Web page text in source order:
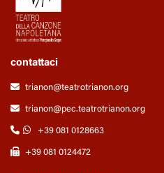
contattaci
trianon@teatrotrianon.org
trianon@pec.teatrotrianon.org
+39 081 0128663
+39 081 0124472